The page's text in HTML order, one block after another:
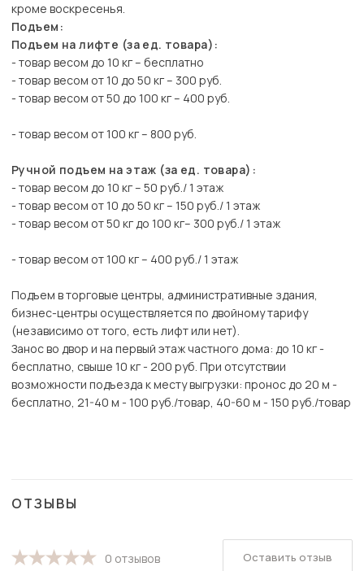
кроме воскресенья.
Подъем:
Подъем на лифте (за ед. товара):
- товар весом до 10 кг – бесплатно
- товар весом от 10 до 50 кг – 300 руб.
- товар весом от 50 до 100 кг – 400 руб.
- товар весом от 100 кг – 800 руб.
Ручной подъем на этаж (за ед. товара):
- товар весом до 10 кг – 50 руб./ 1 этаж
- товар весом от 10 до 50 кг – 150 руб./ 1 этаж
- товар весом от 50 кг до 100 кг– 300 руб./ 1 этаж
- товар весом от 100 кг – 400 руб./ 1 этаж
Подъем в торговые центры, административные здания,
бизнес-центры осуществляется по двойному тарифу
(независимо от того, есть лифт или нет).
Занос во двор и на первый этаж частного дома: до 10 кг -
бесплатно, свыше 10 кг - 200 руб. При отсутствии
возможности подъезда к месту выгрузки: пронос до 20 м -
бесплатно, 21-40 м - 100 руб./товар, 40-60 м - 150 руб./товар
ОТЗЫВЫ
0 отзывов Оставить отзыв